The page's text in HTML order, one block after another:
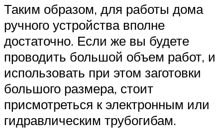
Таким образом, для работы дома
ручного устройства вполне
достаточно. Если же вы будете
проводить большой объем работ, и
использовать при этом заготовки
большого размера, стоит
присмотреться к электронным или
гидравлическим трубогибам.